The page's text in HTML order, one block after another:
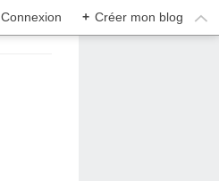
Connexion + Créer mon blog